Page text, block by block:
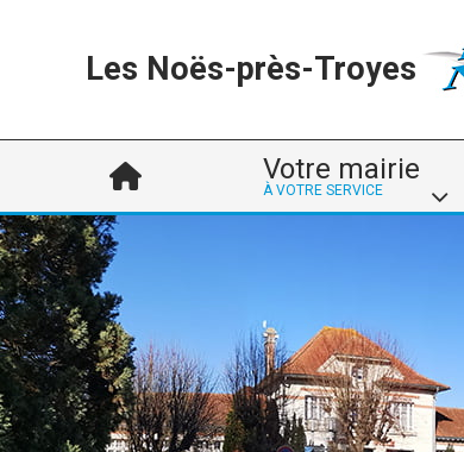
Les Noës-près-Troyes
Votre mairie
À VOTRE SERVICE